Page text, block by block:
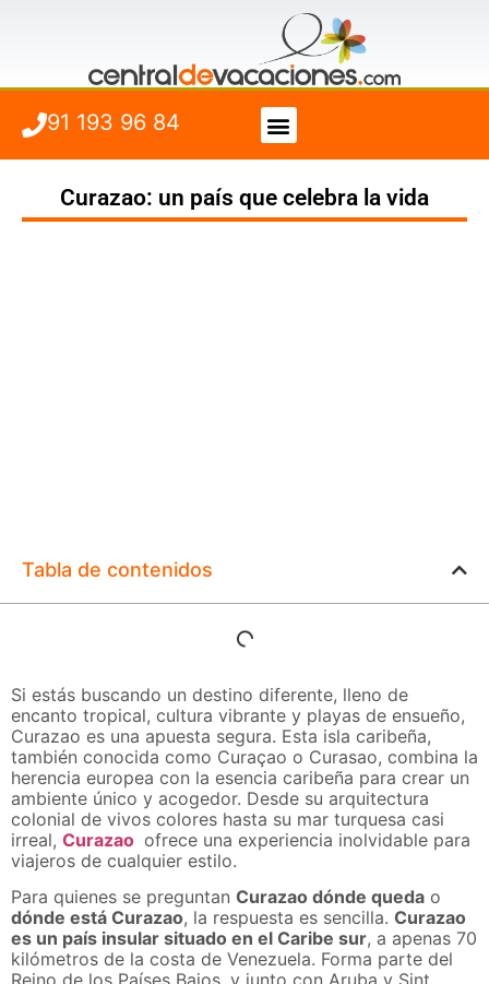
91 193 96 84
Curazao: un país que celebra la vida
Tabla de contenidos
Si estás buscando un destino diferente, lleno de
encanto tropical, cultura vibrante y playas de ensueño,
Curazao es una apuesta segura. Esta isla caribeña,
también conocida como Curaçao o Curasao, combina la
herencia europea con la esencia caribeña para crear un
ambiente único y acogedor. Desde su arquitectura
colonial de vivos colores hasta su mar turquesa casi
irreal, Curazao ofrece una experiencia inolvidable para
viajeros de cualquier estilo.
Para quienes se preguntan Curazao dónde queda o
dónde está Curazao, la respuesta es sencilla. Curazao
es un país insular situado en el Caribe sur, a apenas 70
kilómetros de la costa de Venezuela. Forma parte del